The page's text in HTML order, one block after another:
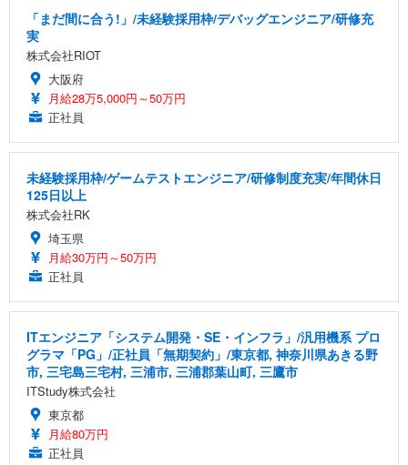
「まだ間に合う!」/未経験採用枠/デバッグエンジニア/研修充
実
株式会社RIOT
大阪府
月給28万5,000円～50万円
正社員
未経験採用枠/ゲームテストエンジニア/研修制度充実/年間休日
125日以上
株式会社RK
埼玉県
月給30万円～50万円
正社員
ITエンジニア「システム開発・SE・インフラ」/汎用機系 プロ
グラマ「PG」/正社員「無期契約」/東京都, 神奈川県あきる野
市, 三宅島三宅村, 三浦市, 三浦郡葉山町, 三鷹市
ITStudy株式会社
東京都
月給80万円
正社員